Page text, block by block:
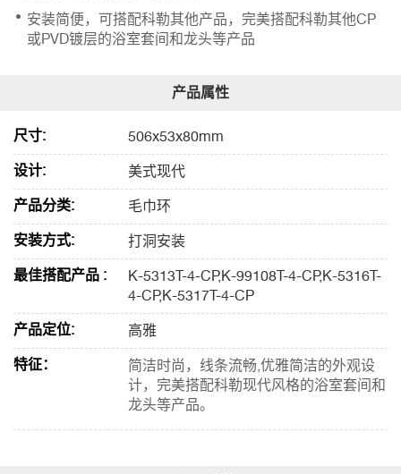
安装简便，可搭配科勒其他产品，完美搭配科勒其他CP
或PVD镀层的浴室套间和龙头等产品
尺寸:
506x53x80mm
设计:
美式现代
产品分类:
毛巾环
安装方式:
打洞安装
最佳搭配产品 :
K-5313T-4-CP,K-99108T-4-CP,K-5316T-
4-CP,K-5317T-4-CP
产品定位:
高雅
特征：
简洁时尚，线条流畅,优雅简洁的外观设
计，完美搭配科勒现代风格的浴室套间和
龙头等产品。